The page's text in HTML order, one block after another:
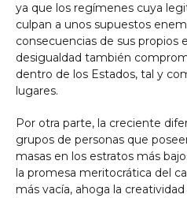
ya que los regímenes cuya
culpan a unos supuestos
consecuencias de sus propios
desigualdad también
dentro de los Estados, tal y
lugares.
Por otra parte, la creciente
grupos de personas que
masas en los estratos más
la promesa meritocrática del
más vacía, ahoga la